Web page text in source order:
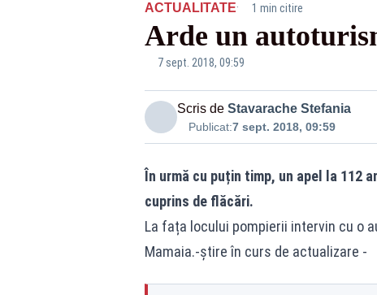
ACTUALITATE· 1 min citire
Arde un
7 sept. 2018, 09:59
Scris de Stavarache Stefania
Publicat:7 sept. 2018, 09:59
În urmă cu puțin timp, un apel la 112
cuprins de flăcări.
La fața locului pompierii intervin cu o
Mamaia.-știre în curs de actualizare -